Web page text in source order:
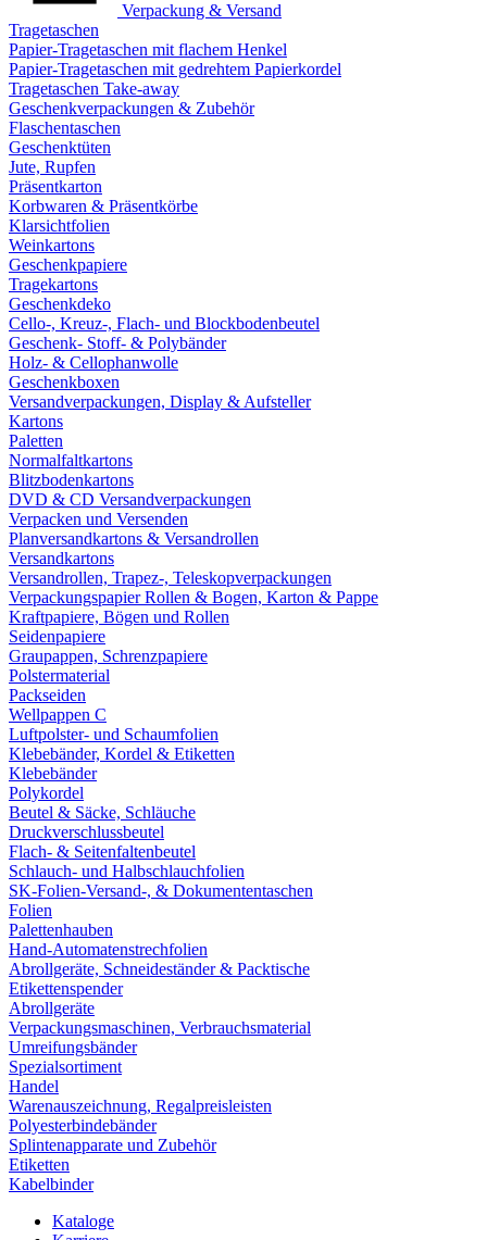
Verpackung & Versand
Tragetaschen
Papier-Tragetaschen mit flachem Henkel
Papier-Tragetaschen mit gedrehtem Papierkordel
Tragetaschen Take-away
Geschenkverpackungen & Zubehör
Flaschentaschen
Geschenktüten
Jute, Rupfen
Präsentkarton
Korbwaren & Präsentkörbe
Klarsichtfolien
Weinkartons
Geschenkpapiere
Tragekartons
Geschenkdeko
Cello-, Kreuz-, Flach- und Blockbodenbeutel
Geschenk- Stoff- & Polybänder
Holz- & Cellophanwolle
Geschenkboxen
Versandverpackungen, Display & Aufsteller
Kartons
Paletten
Normalfaltkartons
Blitzbodenkartons
DVD & CD Versandverpackungen
Verpacken und Versenden
Planversandkartons & Versandrollen
Versandkartons
Versandrollen, Trapez-, Teleskopverpackungen
Verpackungspapier Rollen & Bogen, Karton & Pappe
Kraftpapiere, Bögen und Rollen
Seidenpapiere
Graupappen, Schrenzpapiere
Polstermaterial
Packseiden
Wellpappen C
Luftpolster- und Schaumfolien
Klebebänder, Kordel & Etiketten
Klebebänder
Polykordel
Beutel & Säcke, Schläuche
Druckverschlussbeutel
Flach- & Seitenfaltenbeutel
Schlauch- und Halbschlauchfolien
SK-Folien-Versand-, & Dokumententaschen
Folien
Palettenhauben
Hand-Automatenstrechfolien
Abrollgeräte, Schneideständer & Packtische
Etikettenspender
Abrollgeräte
Verpackungsmaschinen, Verbrauchsmaterial
Umreifungsbänder
Spezialsortiment
Handel
Warenauszeichnung, Regalpreisleisten
Polyesterbindebänder
Splintenapparate und Zubehör
Etiketten
Kabelbinder
Kataloge